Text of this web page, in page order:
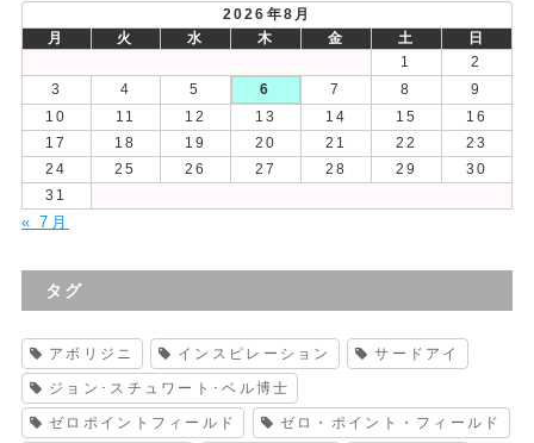
2026年8月
月
火 水 木 金 土
日
1
2
3
4 5 6 7 8
9
10
11 12 13 14 15
16
17
18 19 20 21 22
23
24
25 26 27 28 29
30
31
« 7月
タグ
アボリジニ インスピレーション サードアイ
ジョン･スチュワート･ベル博士
ゼロポイントフィールド ゼロ・ポイント・フィールド